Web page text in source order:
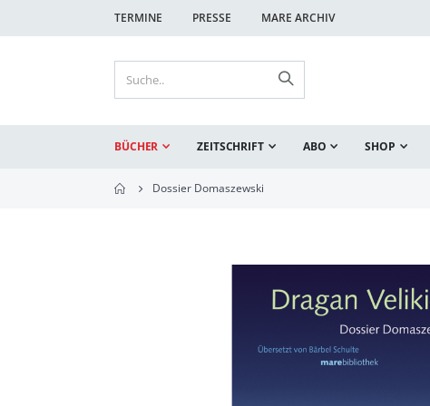
TERMINE PRESSE MARE ARCHIV
BÜCHER ZEITSCHRIFT ABO SHOP
Dossier Domaszewski